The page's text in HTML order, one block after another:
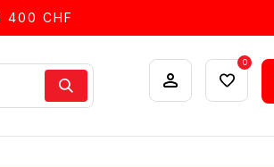
400 CHF
0